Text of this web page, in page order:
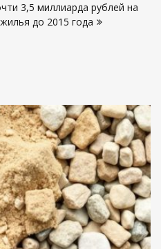
3,5 миллиарда рублей на
до 2015 года